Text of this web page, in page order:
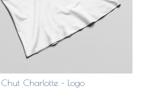
Chut Charlotte – Logo